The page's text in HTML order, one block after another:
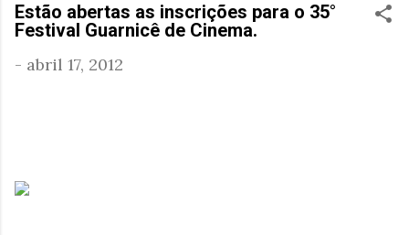
Estão abertas as inscrições para o 35°
Festival Guarnicê de Cinema.
- abril 17, 2012